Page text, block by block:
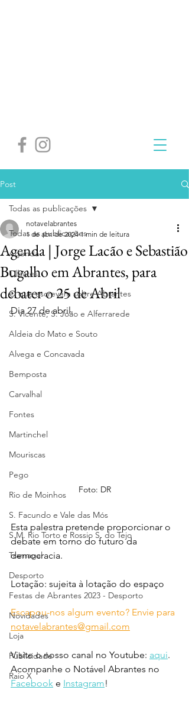
Post
Todas as publicações
Agenda
Olhares
O que escrevem sobre Abrantes
S. Vicente, S. João e Alferrarede
Aldeia do Mato e Souto
Alvega e Concavada
Bemposta
Carvalhal
Fontes
Martinchel
Mouriscas
Pego
Rio de Moinhos
S. Facundo e Vale das Mós
S.M. Rio Torto e Rossio S. do Tejo
Tramagal
Desporto
Festas de Abrantes 2023 - Desporto
Novidades
Loja
Publicidade
Raio X
Todas as publicações
Agenda | Jorge Lacão e Sebastião
Bugalho em Abrantes, para
debater o 25 de Abril
notavelabrantes
1 de abr. de 2024 1 min de leitura
Dia 27 de abril.
Foto: DR
Esta palestra pretende proporcionar o
debate em torno do futuro da
democracia.
Lotação: sujeita à lotação do espaço
Escapou-nos algum evento? Envie para
notavelabrantes@gmail.com
Visite o nosso canal no Youtube: aqui.
Acompanhe o Notável Abrantes no
Facebook e Instagram!